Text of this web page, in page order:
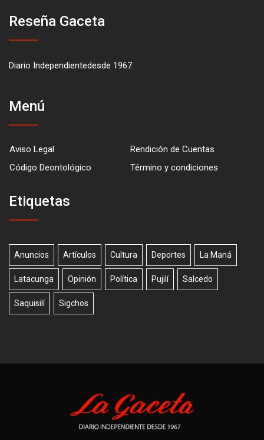
Reseña Gaceta
Diario Independientedesde 1967.
Menú
Aviso Legal
Rendición de Cuentas
Código Deontológico
Término y condiciones
Etiquetas
Anuncios Artículos Cultura Deportes La Maná
Latacunga Opinión Política Pujilí Salcedo
Saquisilí Sigchos